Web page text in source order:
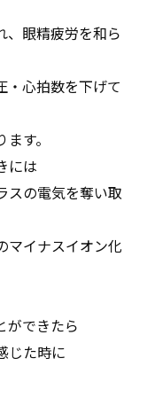
、眼精疲労を和ら
・心拍数を下げて
す。
には
スの電気を奪い取
マイナスイオン化
ができたら
じた時に